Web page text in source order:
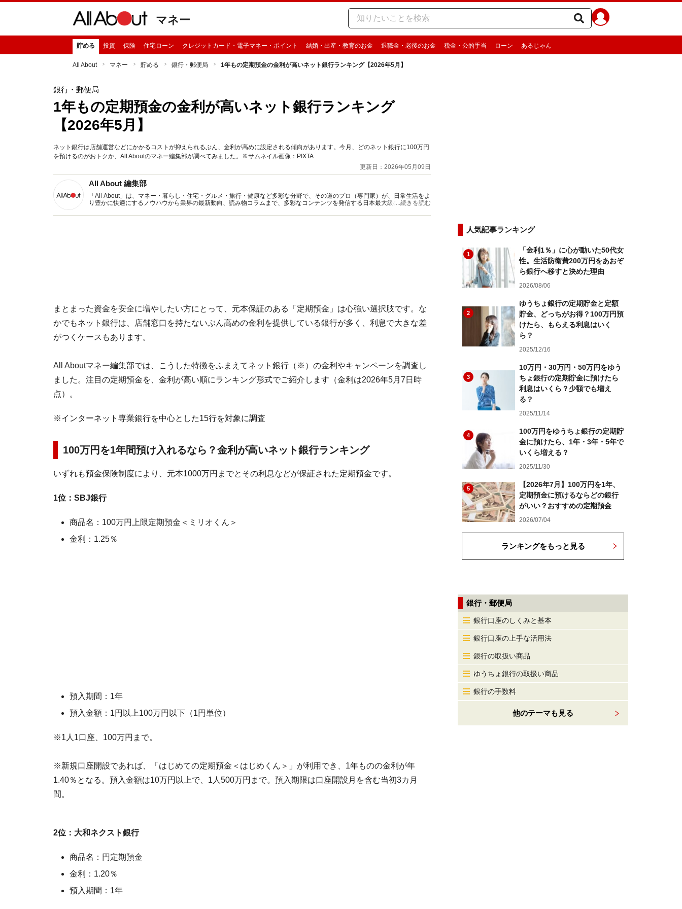
マネー
貯める 投資 保険 住宅ローン クレジットカード・電子マネー・ポイント 結婚・出産・教育のお金 退職金・老後のお金 税金・公的手当 ローン あるじゃん
All About マネー 貯める 銀行・郵便局 1年もの定期預金の金利が高いネット銀行ランキング【2026年5月】
銀行・郵便局
1年もの定期預金の金利が高いネット銀行ランキング
【2026年5月】
ネット銀行は店舗運営などにかかるコストが抑えられるぶん、金利が高めに設定される傾向があります。今月、どのネット銀行に100万円
を預けるのがおトクか、All Aboutのマネー編集部が調べてみました。※サムネイル画像：PIXTA
更新日：2026年05月09日
All About 編集部
「All About」は、マネー・暮らし・住宅・グルメ・旅行・健康など多彩な分野で、その道のプロ（専門家）が、日常生活をよ
り豊かに快適にするノウハウから業界の最新動向、読み物コラムまで、多彩なコンテンツを発信する日本最大級の総合情報サ
...続きを読む
まとまった資金を安全に増やしたい方にとって、元本保証のある「定期預金」は心強い選択肢です。な
かでもネット銀行は、店舗窓口を持たないぶん高めの金利を提供している銀行が多く、利息で大きな差
がつくケースもあります。
All Aboutマネー編集部では、こうした特徴をふまえてネット銀行（※）の金利やキャンペーンを調査し
ました。注目の定期預金を、金利が高い順にランキング形式でご紹介します（金利は2026年5月7日時
点）。
※インターネット専業銀行を中心とした15行を対象に調査
100万円を1年間預け入れるなら？金利が高いネット銀行ランキング
いずれも預金保険制度により、元本1000万円までとその利息などが保証された定期預金です。
1位：SBJ銀行
商品名：100万円上限定期預金＜ミリオくん＞
金利：1.25％
預入期間：1年
預入金額：1円以上100万円以下（1円単位）
※1人1口座、100万円まで。
※新規口座開設であれば、「はじめての定期預金＜はじめくん＞」が利用でき、1年ものの金利が年
1.40％となる。預入金額は10万円以上で、1人500万円まで。預入期限は口座開設月を含む当初3カ月
間。
2位：大和ネクスト銀行
商品名：円定期預金
金利：1.20％
預入期間：1年
人気記事ランキング
1
「金利1％」に心が動いた50代女
性。生活防衛費200万円をあおぞ
ら銀行へ移すと決めた理由
2026/08/06
2
ゆうちょ銀行の定期貯金と定額
貯金、どっちがお得？100万円預
けたら、もらえる利息はいく
ら？
2025/12/16
3
10万円・30万円・50万円をゆう
ちょ銀行の定期貯金に預けたら
利息はいくら？少額でも増え
る？
2025/11/14
4
100万円をゆうちょ銀行の定期貯
金に預けたら、1年・3年・5年で
いくら増える？
2025/11/30
5
【2026年7月】100万円を1年、
定期預金に預けるならどの銀行
がいい？おすすめの定期預金
2026/07/04
ランキングをもっと見る
銀行・郵便局
銀行口座のしくみと基本
銀行口座の上手な活用法
銀行の取扱い商品
ゆうちょ銀行の取扱い商品
銀行の手数料
他のテーマも見る